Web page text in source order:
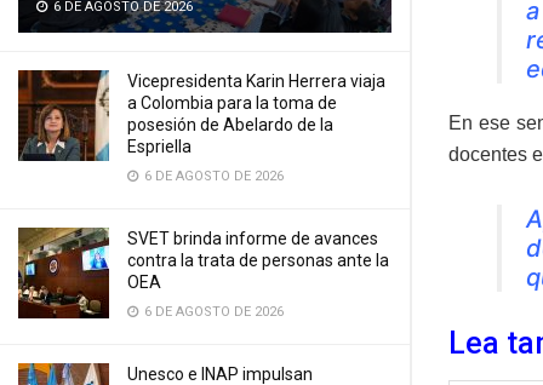
6 DE AGOSTO DE 2026
Vicepresidenta Karin Herrera viaja
a Colombia para la toma de
posesión de Abelardo de la
Espriella
6 DE AGOSTO DE 2026
SVET brinda informe de avances
contra la trata de personas ante la
OEA
6 DE AGOSTO DE 2026
Unesco e INAP impulsan
En ese
docentes
Lea